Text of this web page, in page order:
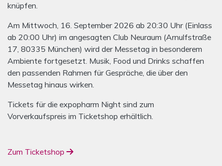
knüpfen.
Am Mittwoch, 16. September 2026 ab 20:30 Uhr (Einlass
ab 20:00 Uhr) im angesagten Club Neuraum (Arnulfstraße
17, 80335 München) wird der Messetag in besonderem
Ambiente fortgesetzt. Musik, Food und Drinks schaffen
den passenden Rahmen für Gespräche, die über den
Messetag hinaus wirken.
Tickets für die expopharm Night sind zum
Vorverkaufspreis im Ticketshop erhältlich.
Zum Ticketshop